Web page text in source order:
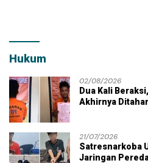
Hukum
02/08/2026
Dua Kali
Akhirnya
21/07/2026
Satresnarkoba
Jaringan